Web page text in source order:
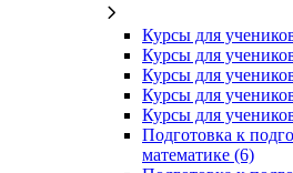
Курсы для
Курсы для
Курсы для
Курсы для
Курсы для
Подготовка к
математике (6)